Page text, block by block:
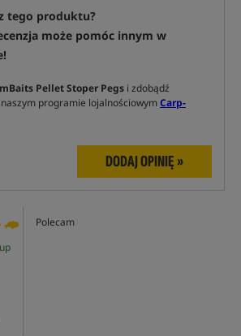
tego produktu?
może pomóc innym w
Pellet Stoper Pegs i zdobądź
programie lojalnościowymCarp-
DODAJ OPINIĘ »
Polecam